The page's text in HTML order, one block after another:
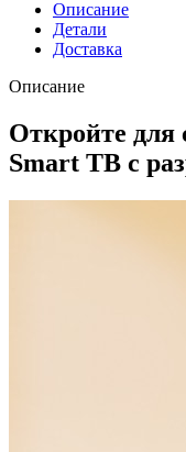
Описание
Детали
Доставка
Описание
Откройте для
Smart ТВ с